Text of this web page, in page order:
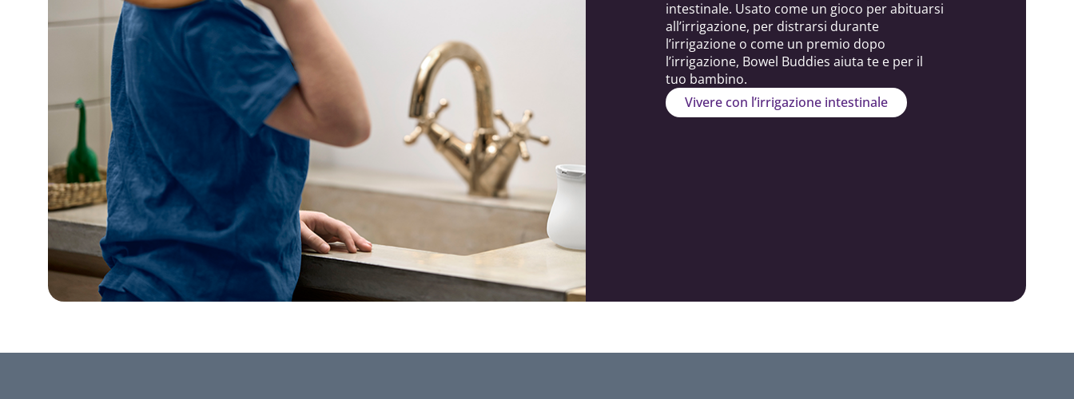
intestinale. Usato come un gioco per abituarsi
all’irrigazione, per distrarsi durante
l’irrigazione o come un premio dopo
l’irrigazione, Bowel Buddies aiuta te e per il
tuo bambino.
Vivere con l’irrigazione intestinale